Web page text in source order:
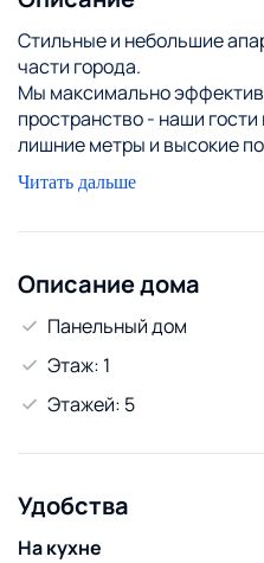
Cтильные и небольшие
части города.
Мы максимально
пространство - наши
лишние метры и высокие
В апартаментах: Smart TV,
укомплектованный санузел.
Заселение с животными
Полноценные апартаменты
гостиничного номера!!!
Читать дальше
Описание дома
Панельный дом
Этаж: 1
Этажей: 5
Удобства
На кухне